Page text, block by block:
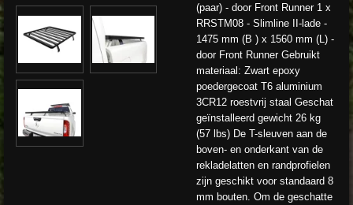
(paar) - door Front Runner 1 x
RRSTM08 - Slimline II-lade -
1475 mm (B ) x 1560 mm (L) -
door Front Runner Gebruikt
materiaal: Zwart epoxy
poedergecoat T6 aluminium
3CR12 roestvrij staal Geschat
geïnstalleerd gewicht 26 kg
(57 lbs) De T-sleuven aan de
boven- en onderkant van de
rekladelatten en randprofielen
zijn geschikt voor standaard 8
mm bouten. Om de geschatte